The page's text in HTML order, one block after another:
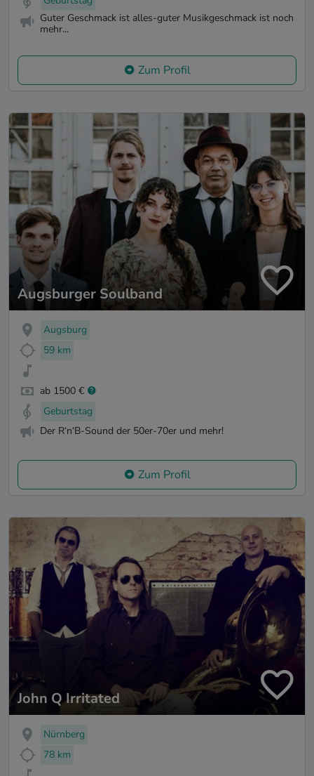
Guter Geschmack ist alles-guter Musikgeschmack ist noch
mehr...
Zum Profil
Augsburger Soulband
Augsburg
59 km
ab 1500 €
Geburtstag
Der R‘n‘B-Sound der 50er-70er und mehr!
Zum Profil
John Q Irritated
Nürnberg
78 km